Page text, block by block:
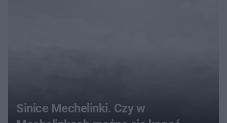
Sinice Mechelinki. Czy w